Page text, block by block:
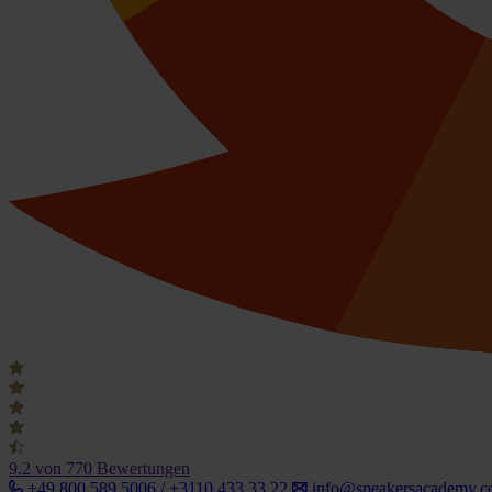
9.2 von 770 Bewertungen
+49 800 589 5006 / +3110 433 33 22